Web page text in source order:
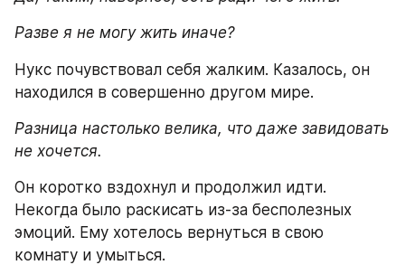
Разве я не могу жить иначе?
Нукс почувствовал себя жалким. Казалось, он
находился в совершенно другом мире.
Разница настолько велика, что даже завидовать
не хочется.
Он коротко вздохнул и продолжил идти.
Некогда было раскисать из-за бесполезных
эмоций. Ему хотелось вернуться в свою
комнату и умыться.